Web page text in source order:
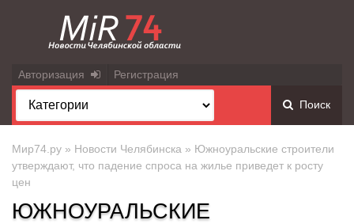
Авторизация Регистрация
Поиск
Мир74.ру » Новости Челябинска » Южноуральские строители
утверждают, что падение спроса на жилье приведет к росту
цен
ЮЖНОУРАЛЬСКИЕ